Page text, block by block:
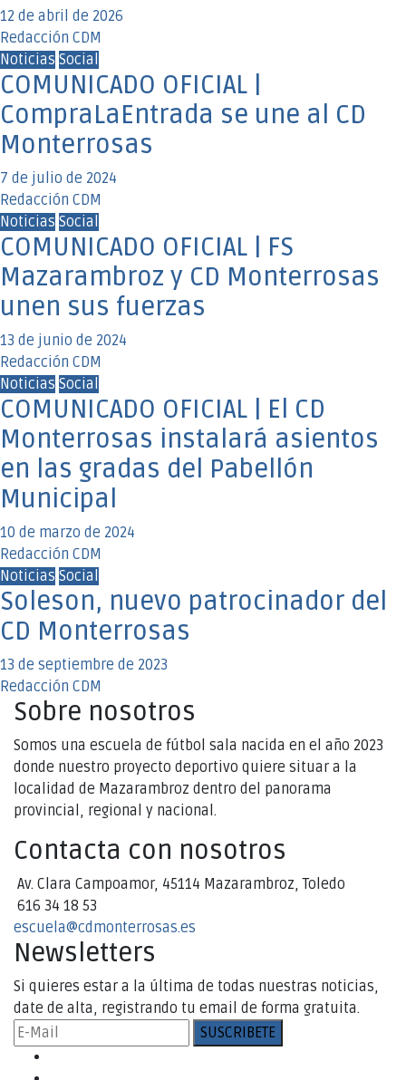
12 de abril de 2026
Redacción CDM
Noticias Social
COMUNICADO OFICIAL |
CompraLaEntrada se une al CD
Monterrosas
7 de julio de 2024
Redacción CDM
Noticias Social
COMUNICADO OFICIAL | FS
Mazarambroz y CD Monterrosas
unen sus fuerzas
13 de junio de 2024
Redacción CDM
Noticias Social
COMUNICADO OFICIAL | El CD
Monterrosas instalará asientos
en las gradas del Pabellón
Municipal
10 de marzo de 2024
Redacción CDM
Noticias Social
Soleson, nuevo patrocinador del
CD Monterrosas
13 de septiembre de 2023
Redacción CDM
Sobre nosotros
Somos una escuela de fútbol sala nacida en el año 2023
donde nuestro proyecto deportivo quiere situar a la
localidad de Mazarambroz dentro del panorama
provincial, regional y nacional.
Contacta con nosotros
Av. Clara Campoamor, 45114 Mazarambroz, Toledo
616 34 18 53
escuela@cdmonterrosas.es
Newsletters
Si quieres estar a la última de todas nuestras noticias,
date de alta, registrando tu email de forma gratuita.